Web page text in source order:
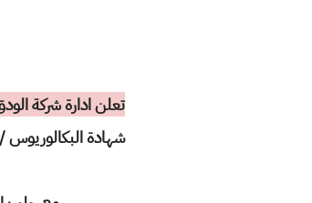
تعلن ادارة شركة
شهادة البكالوريوس